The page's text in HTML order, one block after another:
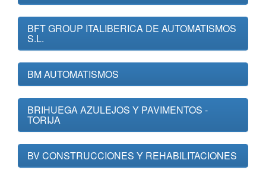
BFT GROUP ITALIBERICA DE AUTOMATISMOS
S.L.
BM AUTOMATISMOS
BRIHUEGA AZULEJOS Y PAVIMENTOS -
TORIJA
BV CONSTRUCCIONES Y REHABILITACIONES